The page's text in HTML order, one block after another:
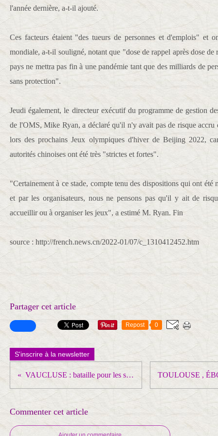
l'année dernière, a-t-il ajouté.
Ces facteurs étaient "des tueurs de personnes et d'emplois" et
mondiale, a-t-il souligné, notant que "dose de rappel après dose de
pays ne mettra pas fin à une pandémie tant que des milliards de
sans protection".
Jeudi également, le directeur exécutif du programme de gestion
de l'OMS, Mike Ryan, a déclaré qu'il n'y avait pas de risque
lors des prochains Jeux olympiques d'hiver de Beijing 2022,
autorités chinoises ont été très "strictes et fortes".
"Certainement à ce stade, compte tenu des dispositions qui ont été
et par les organisateurs, nous ne pensons pas qu'il y ait de
accueillir ou à organiser les jeux", a estimé M. Ryan. Fin
source : http://french.news.cn/2022-01/07/c_1310412452.htm
Partager cet article
Repost 0
S'inscrire à la newsletter
VAUCLUSE : bataille pour les salaires engagée chez Charles et Alice
Commenter cet article